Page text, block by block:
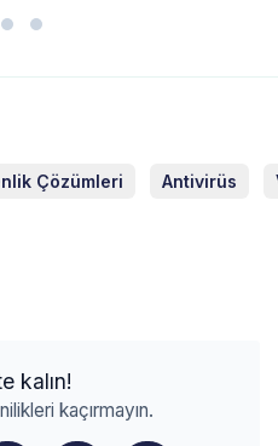
Çözümleri Antivirüs
kalın!
kaçırmayın.